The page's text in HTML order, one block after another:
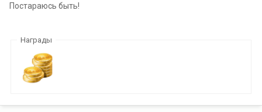
Постараюсь быть!
Награды